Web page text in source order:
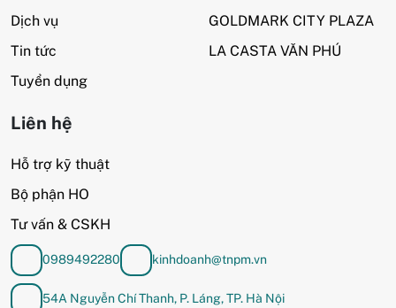
Dịch vụ
Tin tức
Tuyển dụng
GOLDMARK CITY PLAZA
LA CASTA VĂN PHÚ
Liên hệ
Hỗ trợ kỹ thuật
Bộ phận HO
Tư vấn & CSKH
0989492280 kinhdoanh@tnpm.vn
54A Nguyễn Chí Thanh, P. Láng, TP. Hà Nội